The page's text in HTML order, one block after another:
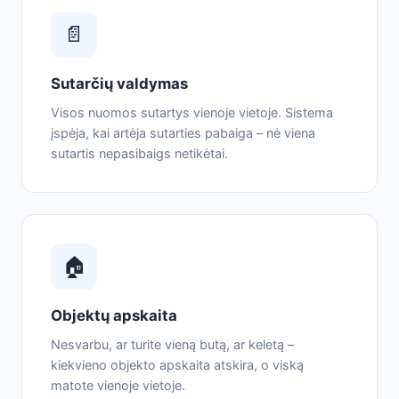
📄
Sutarčių valdymas
Visos nuomos sutartys vienoje vietoje. Sistema
įspėja, kai artėja sutarties pabaiga – nė viena
sutartis nepasibaigs netikėtai.
🏠
Objektų apskaita
Nesvarbu, ar turite vieną butą, ar keletą –
kiekvieno objekto apskaita atskira, o viską
matote vienoje vietoje.